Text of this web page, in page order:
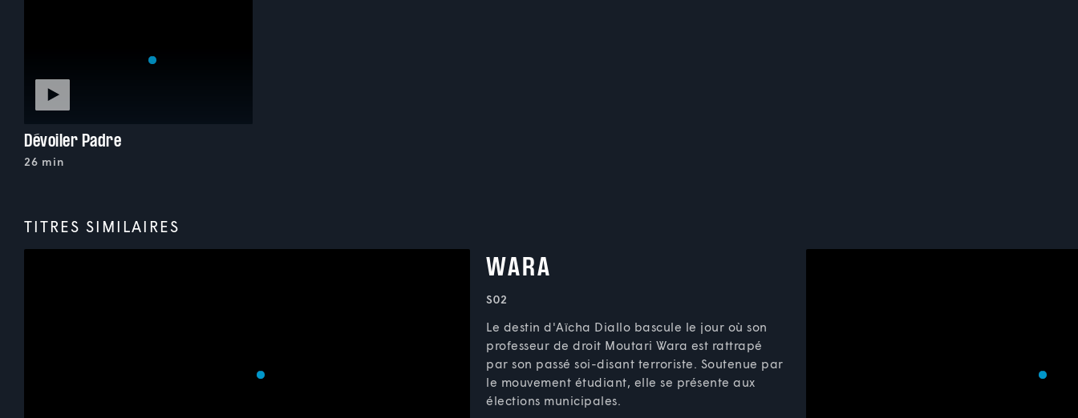
Dévoiler Padre
26 min
TITRES SIMILAIRES
WARA
S02
Le destin d'Aïcha Diallo bascule le jour où son
professeur de droit Moutari Wara est rattrapé
par son passé soi-disant terroriste. Soutenue par
le mouvement étudiant, elle se présente aux
élections municipales.